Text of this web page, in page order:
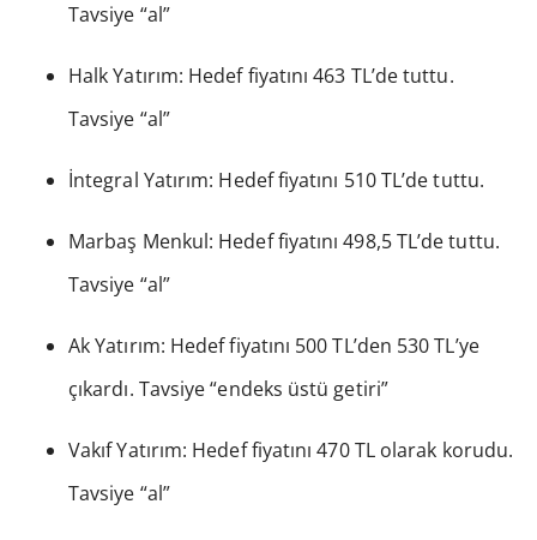
Tavsiye “al”
Halk Yatırım: Hedef fiyatını 463 TL’de tuttu.
Tavsiye “al”
İntegral Yatırım: Hedef fiyatını 510 TL’de tuttu.
Marbaş Menkul: Hedef fiyatını 498,5 TL’de tuttu.
Tavsiye “al”
Ak Yatırım: Hedef fiyatını 500 TL’den 530 TL’ye
çıkardı. Tavsiye “endeks üstü getiri”
Vakıf Yatırım: Hedef fiyatını 470 TL olarak korudu.
Tavsiye “al”